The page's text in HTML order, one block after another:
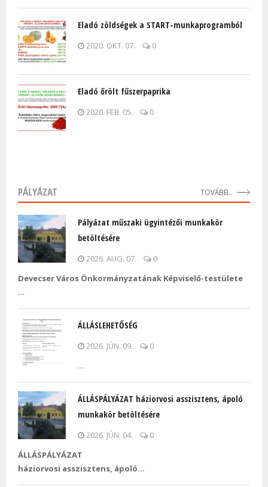
Eladó zöldségek a START-munkaprogramból
2020. OKT. 07. 0
Eladó őrölt fűszerpaprika
2020. FEB. 05. 0
PÁLYÁZAT
Pályázat műszaki ügyintézői munkakör
betöltésére
2026. AUG. 07.
0
Devecser Város Önkormányzatának Képviselő-testülete
…
ÁLLÁSLEHETŐSÉG
2026. JÚN. 09.
0
…
ÁLLÁSPÁLYÁZAT háziorvosi asszisztens, ápoló
munkakör betöltésére
2026. JÚN. 04.
0
ÁLLÁSPÁLYÁZAT
háziorvosi asszisztens, ápoló…
TOVÁBB..